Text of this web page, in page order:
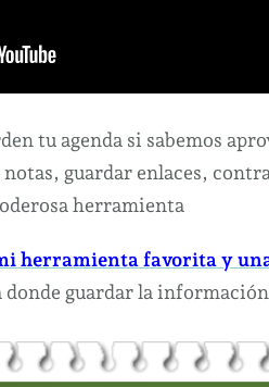
tu agenda si sabemos
guardar enlaces,
herramienta
herramienta favorita y
guardar la